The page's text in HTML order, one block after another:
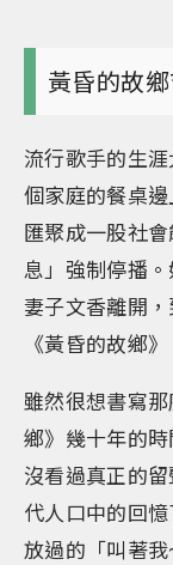
黃昏的故
流行歌手的生
個家庭的餐桌
匯聚成一股社
息」強制停播
妻子文香離開
《黃昏的故鄉》
雖然很想書寫
鄉》幾十年的
沒看過真正的
代人口中的回
放過的「叫著